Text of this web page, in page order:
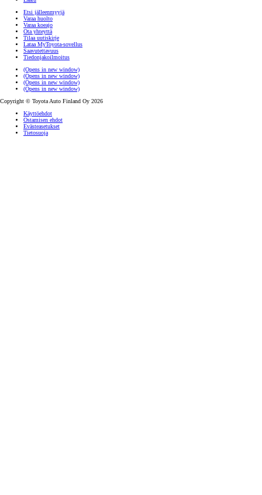
Etsi jälleenmyyjä
Varaa huolto
Varaa koeajo
Ota yhteyttä
Tilaa uutiskirje
Lataa MyToyota-sovellus
Saavutettavuus
Tiedonjakoilmoitus
(Opens in new window)
(Opens in new window)
(Opens in new window)
(Opens in new window)
Copyright © Toyota Auto Finland Oy 2026
Käyttöehdot
Ostamisen ehdot
Evästeasetukset
Tietosuoja